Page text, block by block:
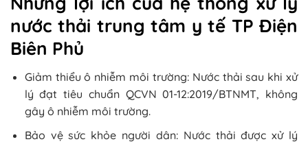
nước thải trung tâm y tế TP Điện
Biên Phủ
Giảm thiểu ô nhiễm môi trường: Nước thải sau khi xử
lý đạt tiêu chuẩn QCVN 01-12:2019/BTNMT, không
gây ô nhiễm môi trường.
Bảo vệ sức khỏe người dân: Nước thải được xử lý